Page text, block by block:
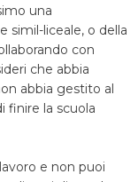
una
simil-liceale, o della
con
che abbia
abbia gestito al
finire la scuola
e non puoi